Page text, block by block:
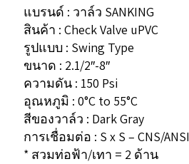
แบรนด์ : วาล์ว SANKING
สินค้า : Check Valve uPVC
รูปแบบ : Swing Type
ขนาด : 2.1/2″-8″
ความดัน : 150 Psi
อุณหภูมิ : 0°C to 55°C
สีของวาล์ว : Dark Gray
การเชื่อมต่อ : S x S – CNS/ANSI
* สวมท่อฟ้า/เทา = 2 ด้าน